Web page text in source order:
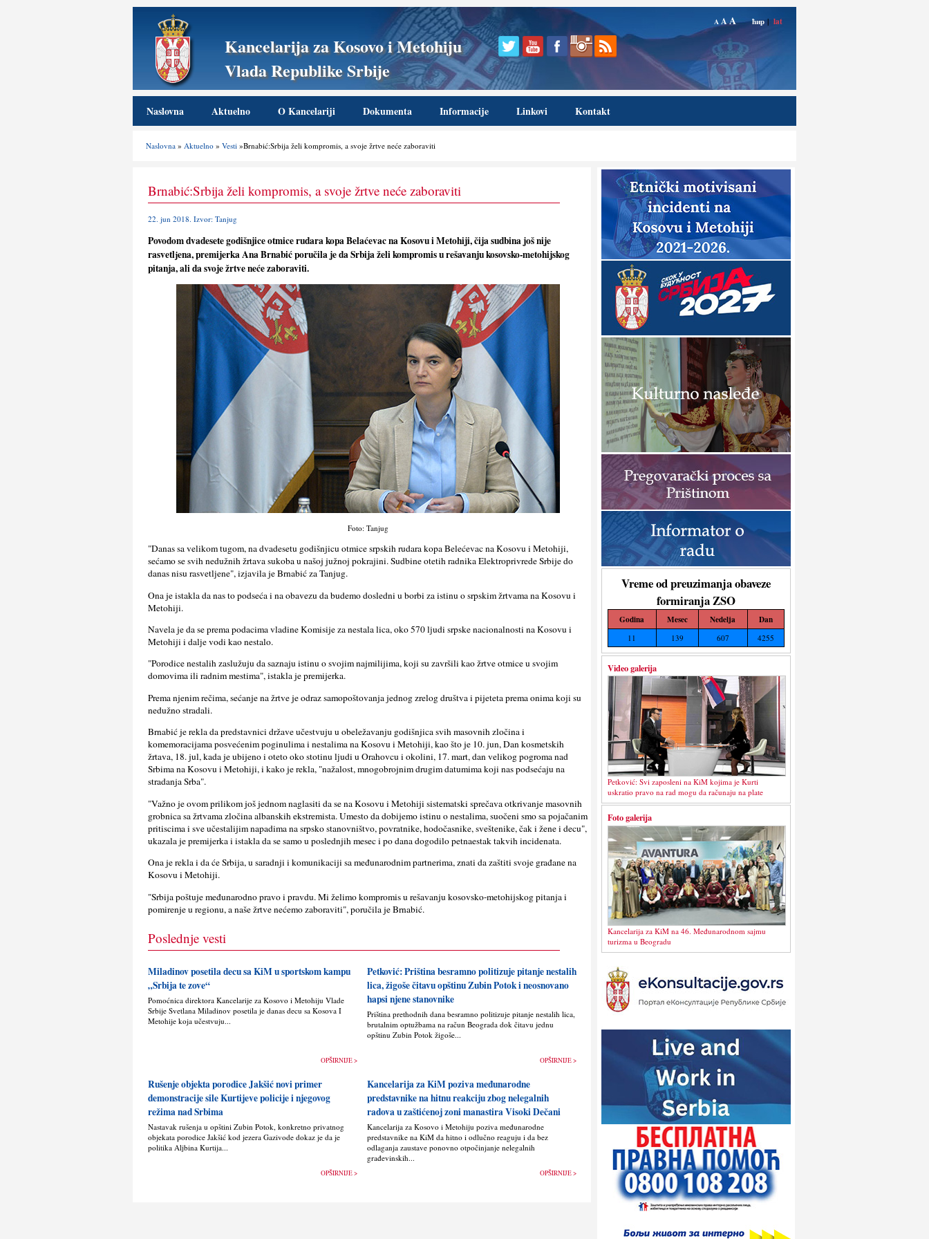
Kancelarija za Kosovo i Metohiju
Vlada Republike Srbije
A AA ћир | lat
Naslovna Aktuelno O Kancelariji Dokumenta Informacije Linkovi Kontakt
Naslovna »Aktuelno »Vesti »Brnabić:Srbija želi kompromis, a svoje žrtve neće zaboraviti
Vreme od preuzimanja obaveze
formiranja ZSO
Godina Mesec Nedelja Dan
11 139 607 4255
Video galerija
Petković: Svi zaposleni na KiM kojima je Kurti
uskratio pravo na rad mogu da računaju na plate
Foto galerija
Kancelarija za KiM na 46. Međunarodnom sajmu
turizma u Beogradu
Brnabić:Srbija želi kompromis, a svoje žrtve neće zaboraviti
22. jun 2018. Izvor: Tanjug
Povodom dvadesete godišnjice otmice rudara kopa Belaćevac na Kosovu i Metohiji, čija sudbina još nije
rasvetlјena, premijerka Ana Brnabić poručila je da Srbija želi kompromis u rešavanju kosovsko-metohijskog
pitanja, ali da svoje žrtve neće zaboraviti.
Foto: Tanjug
"Danas sa velikom tugom, na dvadesetu godišnjicu otmice srpskih rudara kopa Belećevac na Kosovu i Metohiji,
sećamo se svih nedužnih žrtava sukoba u našoj južnoj pokrajini. Sudbine otetih radnika Elektroprivrede Srbije do
danas nisu rasvetlјene", izjavila je Brnabić za Tanjug.
Ona je istakla da nas to podseća i na obavezu da budemo dosledni u borbi za istinu o srpskim žrtvama na Kosovu i
Metohiji.
Navela je da se prema podacima vladine Komisije za nestala lica, oko 570 lјudi srpske nacionalnosti na Kosovu i
Metohiji i dalјe vodi kao nestalo.
"Porodice nestalih zaslužuju da saznaju istinu o svojim najmilijima, koji su završili kao žrtve otmice u svojim
domovima ili radnim mestima", istakla je premijerka.
Prema njenim rečima, sećanje na žrtve je odraz samopoštovanja jednog zrelog društva i pijeteta prema onima koji su
nedužno stradali.
Brnabić je rekla da predstavnici države učestvuju u obeležavanju godišnjica svih masovnih zločina i
komemoracijama posvećenim poginulima i nestalima na Kosovu i Metohiji, kao što je 10. jun, Dan kosmetskih
žrtava, 18. jul, kada je ubijeno i oteto oko stotinu lјudi u Orahovcu i okolini, 17. mart, dan velikog pogroma nad
Srbima na Kosovu i Metohiji, i kako je rekla, "nažalost, mnogobrojnim drugim datumima koji nas podsećaju na
stradanja Srba".
"Važno je ovom prilikom još jednom naglasiti da se na Kosovu i Metohiji sistematski sprečava otkrivanje masovnih
grobnica sa žrtvama zločina albanskih ekstremista. Umesto da dobijemo istinu o nestalima, suočeni smo sa pojačanim
pritiscima i sve učestalijim napadima na srpsko stanovništvo, povratnike, hodočasnike, sveštenike, čak i žene i decu",
ukazala je premijerka i istakla da se samo u poslednjih mesec i po dana dogodilo petnaestak takvih incidenata.
Ona je rekla i da će Srbija, u saradnji i komunikaciji sa međunarodnim partnerima, znati da zaštiti svoje građane na
Kosovu i Metohiji.
"Srbija poštuje međunarodno pravo i pravdu. Mi želimo kompromis u rešavanju kosovsko-metohijskog pitanja i
pomirenje u regionu, a naše žrtve nećemo zaboraviti", poručila je Brnabić.
Poslednje vesti
Miladinov posetila decu sa KiM u sportskom kampu
„Srbija te zove“
Pomoćnica direktora Kancelarije za Kosovo i Metohiju Vlade
Srbije Svetlana Miladinov posetila je danas decu sa Kosova I
Metohije koja učestvuju...
OPŠIRNIJE >
Petković: Priština besramno politizuje pitanje nestalih
lica, žigoše čitavu opštinu Zubin Potok i neosnovano
hapsi njene stanovnike
Priština prethodnih dana besramno politizuje pitanje nestalih lica,
brutalnim optužbama na račun Beograda dok čitavu jednu
opštinu Zubin Potok žigoše...
OPŠIRNIJE >
Rušenje objekta porodice Jakšić novi primer
demonstracije sile Kurtijeve policije i njegovog
režima nad Srbima
Nastavak rušenja u opštini Zubin Potok, konkretno privatnog
objekata porodice Jakšić kod jezera Gazivode dokaz je da je
politika Alјbina Kurtija...
OPŠIRNIJE >
Kancelarija za KiM poziva međunarodne
predstavnike na hitnu reakciju zbog nelegalnih
radova u zaštićenoj zoni manastira Visoki Dečani
Kancelarija za Kosovo i Metohiju poziva međunarodne
predstavnike na KiM da hitno i odlučno reaguju i da bez
odlaganja zaustave ponovno otpočinjanje nelegalnih
građevinskih...
OPŠIRNIJE >